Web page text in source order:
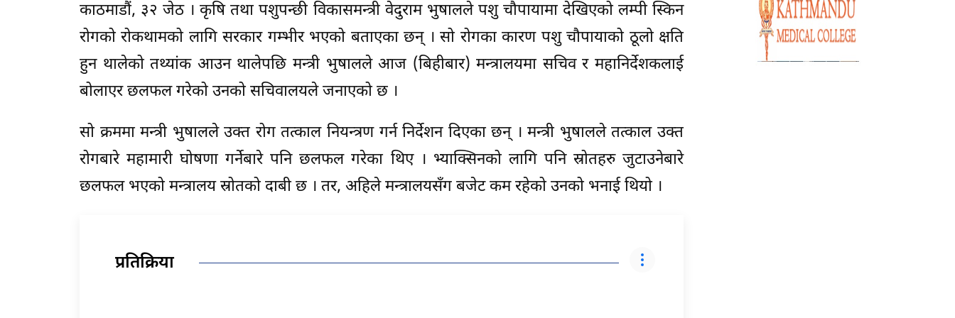
काठमाडौं, ३२ जेठ । कृषि तथा पशुपन्छी विकासमन्त्री वेदुराम भुषालले पशु चौपायामा देखिएको लम्पी स्किन
रोगको रोकथामको लागि सरकार गम्भीर भएको बताएका छन् । सो रोगका कारण पशु चौपायाको ठूलो क्षति
हुन थालेको तथ्यांक आउन थालेपछि मन्त्री भुषालले आज (बिहीबार) मन्त्रालयमा सचिव र महानिर्देशकलाई
बोलाएर छलफल गरेको उनको सचिवालयले जनाएको छ ।
सो क्रममा मन्त्री भुषालले उक्त रोग तत्काल नियन्त्रण गर्न निर्देशन दिएका छन् । मन्त्री भुषालले तत्काल उक्त
रोगबारे महामारी घोषणा गर्नेबारे पनि छलफल गरेका थिए । भ्याक्सिनको लागि पनि स्रोतहरु जुटाउनेबारे
छलफल भएको मन्त्रालय स्रोतको दाबी छ । तर, अहिले मन्त्रालयसँग बजेट कम रहेको उनको भनाई थियो ।
प्रतिक्रिया